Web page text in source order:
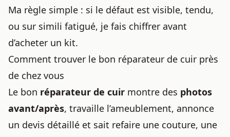
Ma règle simple : si le défaut est visible, tendu,
ou sur simili fatigué, je fais chiffrer avant
d’acheter un kit.
Comment trouver le bon réparateur de cuir près
de chez vous
Le bon réparateur de cuir montre des photos
avant/après, travaille l’ameublement, annonce
un devis détaillé et sait refaire une couture, une